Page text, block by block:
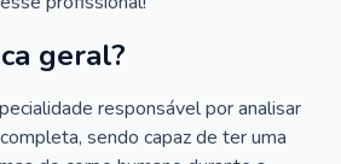
geral?
responsável por analisar
sendo capaz de ter uma